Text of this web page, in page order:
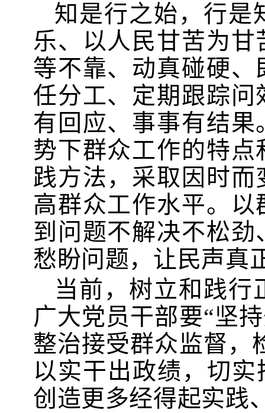
知是行之始，行是
乐、以人民甘苦为
等不靠、动真碰硬
任分工、定期跟踪
有回应、事事有结
势下群众工作的特
践方法，采取因时
高群众工作水平。
到问题不解决不松
愁盼问题，让民声真
当前，树立和践行
广大党员干部要“坚
整治接受群众监督，
以实干出政绩，切
创造更多经得起实践